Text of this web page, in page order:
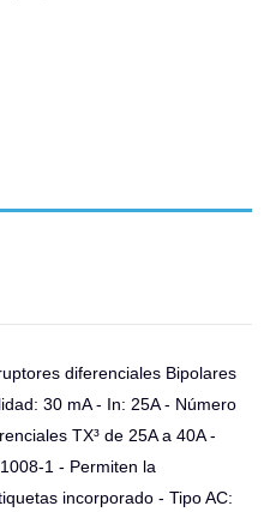
diferenciales Bipolares
30 mA - In: 25A - Número
TX³ de 25A a 40A -
1 - Permiten la
incorporado - Tipo AC: